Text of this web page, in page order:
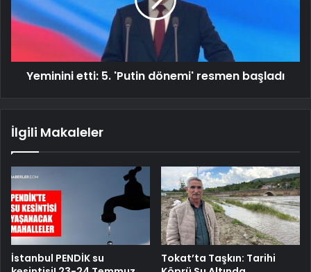
Yeminini etti: 5. 'Putin dönemi' resmen başladı
İlgili Makaleler
İstanbul PENDİK su
Tokat’ta Taşkın: Tarihi